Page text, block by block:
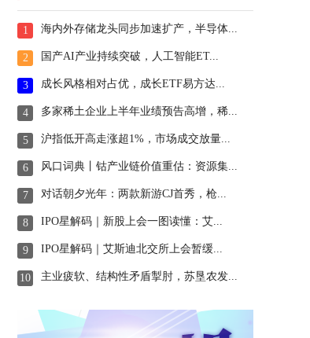
1 海内外存储龙头同步加速扩产，半导体...
2 国产AI产业持续突破，人工智能ET...
3 成长风格相对占优，成长ETF易方达...
4 多家稀土企业上半年业绩预告高增，稀...
5 沪指低开高走涨超1%，市场成交放量...
6 风口词典丨钴产业链价值重估：资源集...
7 对话朝夕光年：两款新游CJ首秀，枪...
8 IPO星解码｜新股上会一图读懂：艾...
9 IPO星解码｜艾斯迪北交所上会暂缓...
10 主业疲软、结构性矛盾掣肘，苏垦农发...